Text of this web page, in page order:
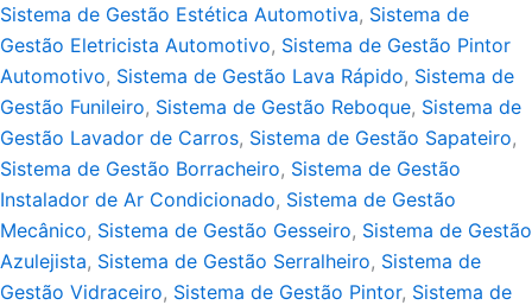
Sistema de Gestão Estética Automotiva, Sistema de
Gestão Eletricista Automotivo, Sistema de Gestão Pintor
Automotivo, Sistema de Gestão Lava Rápido, Sistema de
Gestão Funileiro, Sistema de Gestão Reboque, Sistema de
Gestão Lavador de Carros, Sistema de Gestão Sapateiro,
Sistema de Gestão Borracheiro, Sistema de Gestão
Instalador de Ar Condicionado, Sistema de Gestão
Mecânico, Sistema de Gestão Gesseiro, Sistema de Gestão
Azulejista, Sistema de Gestão Serralheiro, Sistema de
Gestão Vidraceiro, Sistema de Gestão Pintor, Sistema de